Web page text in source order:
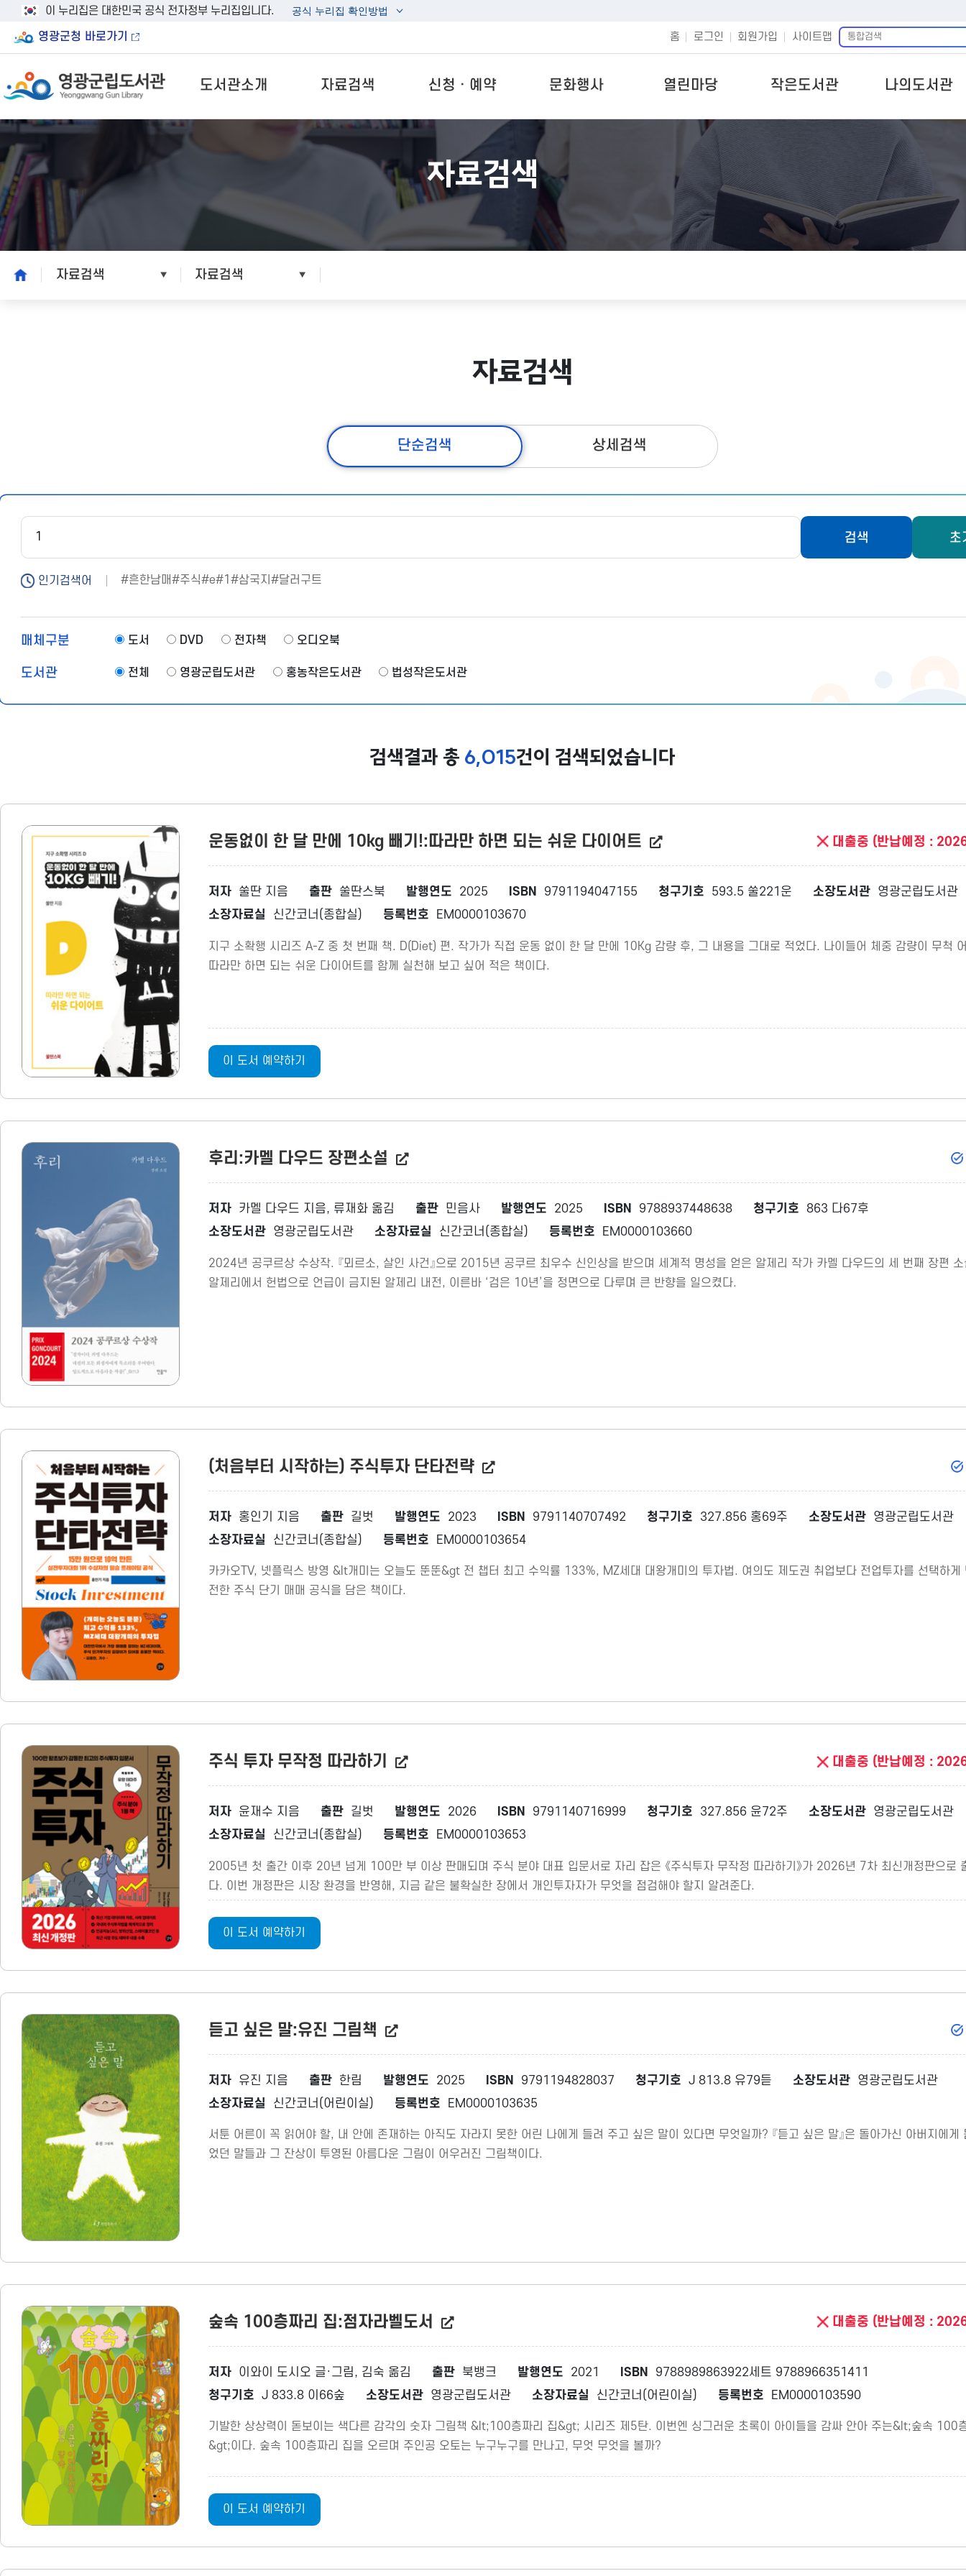
이 누리집은 대한민국 공식 전자정부 누리집입니다. 공식 누리집 확인방법
영광군청 바로가기 홈 로그인 회원가입 사이트맵
통
합
도서관소개 자료검색 신청ㆍ예약 문화행사 열린마당 작은도서관 나의도서관
자료검색
home 자료검색 자료검색
자료검색
단순검색 상세검색
어
검색 초
인기검색어 흔한남매 주식 e 1 삼국지 달러구트
매체구분 도서 DVD 전자책 오디오북
도서관 전체 영광군립도서관 홍농작은도서관 법성작은도서관
검색결과 총 6,015건이 검색되었습니다
운동없이 한 달 만에 10kg 빼기!:따라만 하면 되는 쉬운 다이어트 대출중 (반납예정 :
저자 쑬딴 지음 출판 쑬딴스북 발행연도 2025 ISBN 9791194047155 청구기호 593.5 쑬221운 소장도서관 영광군립도서관
소장자료실
신간코너(종합실) 등록번호 EM0000103670
지구 소확행 시리즈 A-Z 중 첫 번째 책. D(Diet) 편. 작가가 직접 운동 없이 한 달 만에 10Kg 감량 후, 그 내용을 그대로 적었다. 나이들어 체중 감량이 무척
따라만 하면 되는 쉬운 다이어트를 함께 실천해 보고 싶어 적은 책이다.
이 도서 예약하기
후리:카멜 다우드 장편소설
저자 카멜 다우드 지음, 류재화 옮김 출판 민음사 발행연도 2025 ISBN 9788937448638 청구기호 863 다67후
소장도서관 영광군립도서관 소장자료실 신간코너(종합실) 등록번호 EM0000103660
2024년 공쿠르상 수상작. 『뫼르소, 살인 사건』으로 2015년 공쿠르 최우수 신인상을 받으며 세계적 명성을 얻은 알제리 작가 카멜 다우드의 세 번째 장편
알제리에서 헌법으로 언급이 금지된 알제리 내전, 이른바 ‘검은 10년’을 정면으로 다루며 큰 반향을 일으켰다.
(처음부터 시작하는) 주식투자 단타전략
저자 홍인기 지음 출판 길벗 발행연도 2023 ISBN 9791140707492 청구기호 327.856 홍69주 소장도서관 영광군립도서관
소장자료실
신간코너(종합실) 등록번호 EM0000103654
카카오TV, 넷플릭스 방영 &lt개미는 오늘도 뚠뚠&gt 전 챕터 최고 수익률 133%, MZ세대 대왕개미의 투자법. 여의도 제도권 취업보다 전업투자를 선택하게
전한 주식 단기 매매 공식을 담은 책이다.
주식 투자 무작정 따라하기 대출중 (반납예정 :
저자 윤재수 지음 출판 길벗 발행연도 2026 ISBN 9791140716999 청구기호 327.856 윤72주 소장도서관 영광군립도서관
소장자료실
신간코너(종합실) 등록번호 EM0000103653
2005년 첫 출간 이후 20년 넘게 100만 부 이상 판매되며 주식 분야 대표 입문서로 자리 잡은 《주식투자 무작정 따라하기》가 2026년 7차 최신개정판으로
다. 이번 개정판은 시장 환경을 반영해, 지금 같은 불확실한 장에서 개인투자자가 무엇을 점검해야 할지 알려준다.
이 도서 예약하기
듣고 싶은 말:유진 그림책
저자 유진 지음 출판 한림 발행연도 2025 ISBN 9791194828037 청구기호 J 813.8 유79듣 소장도서관 영광군립도서관
소장자료실
신간코너(어린이실) 등록번호 EM0000103635
서툰 어른이 꼭 읽어야 할, 내 안에 존재하는 아직도 자라지 못한 어린 나에게 들려 주고 싶은 말이 있다면 무엇일까? 『듣고 싶은 말』은 돌아가신 아버지에게
었던 말들과 그 잔상이 투영된 아름다운 그림이 어우러진 그림책이다.
숲속 100층짜리 집:점자라벨도서 대출중 (반납예정 :
저자 이와이 도시오 글·그림, 김숙 옮김 출판 북뱅크 발행연도 2021 ISBN
9788989863922세트 9788966351411
청구기호 J 833.8 이66숲 소장도서관 영광군립도서관 소장자료실 신간코너(어린이실) 등록번호 EM0000103590
기발한 상상력이 돋보이는 색다른 감각의 숫자 그림책 &lt;100층짜리 집&gt; 시리즈 제5탄. 이번엔 싱그러운 초록이 아이들을 감싸 안아 주는&lt;숲속 100
&gt;이다. 숲속 100층짜리 집을 오르며 주인공 오토는 누구누구를 만나고, 무엇 무엇을 볼까?
이 도서 예약하기